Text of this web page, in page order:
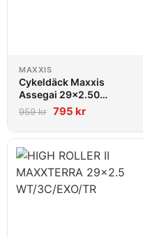
MAXXIS
Cykeldäck Maxxis
Assegai 29x2.50
120x2tpi DD/TR Vikbart
959kr 795 kr